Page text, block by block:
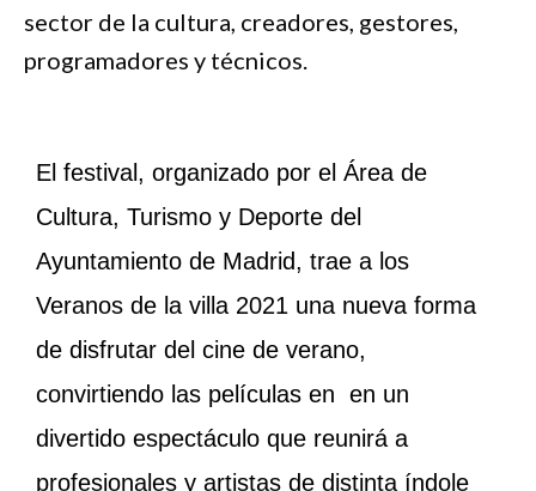
sector de la cultura, creadores, gestores,
programadores y técnicos.
El festival, organizado por el Área de
Cultura, Turismo y Deporte del
Ayuntamiento de Madrid, trae a los
Veranos de la villa 2021 una nueva forma
de disfrutar del cine de verano,
convirtiendo las películas en en un
divertido espectáculo que reunirá a
profesionales y artistas de distinta índole